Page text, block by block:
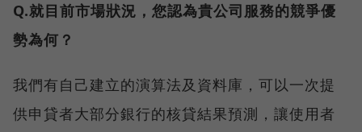
Q.就目前市場狀況，您認為貴公司服務的競爭優
勢為何？
我們有自己建立的演算法及資料庫，可以一次提
供申貸者大部分銀行的核貸結果預測，讓使用者